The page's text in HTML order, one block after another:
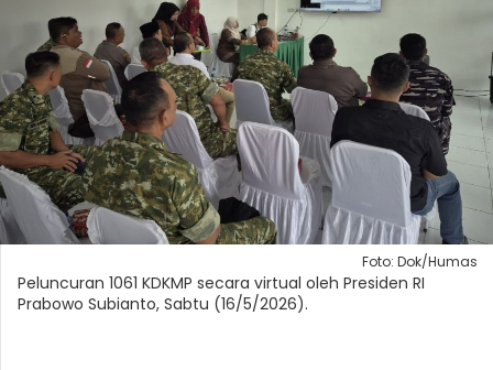
Foto: Dok/Humas
Peluncuran 1061 KDKMP secara virtual oleh Presiden RI
Prabowo Subianto, Sabtu (16/5/2026).